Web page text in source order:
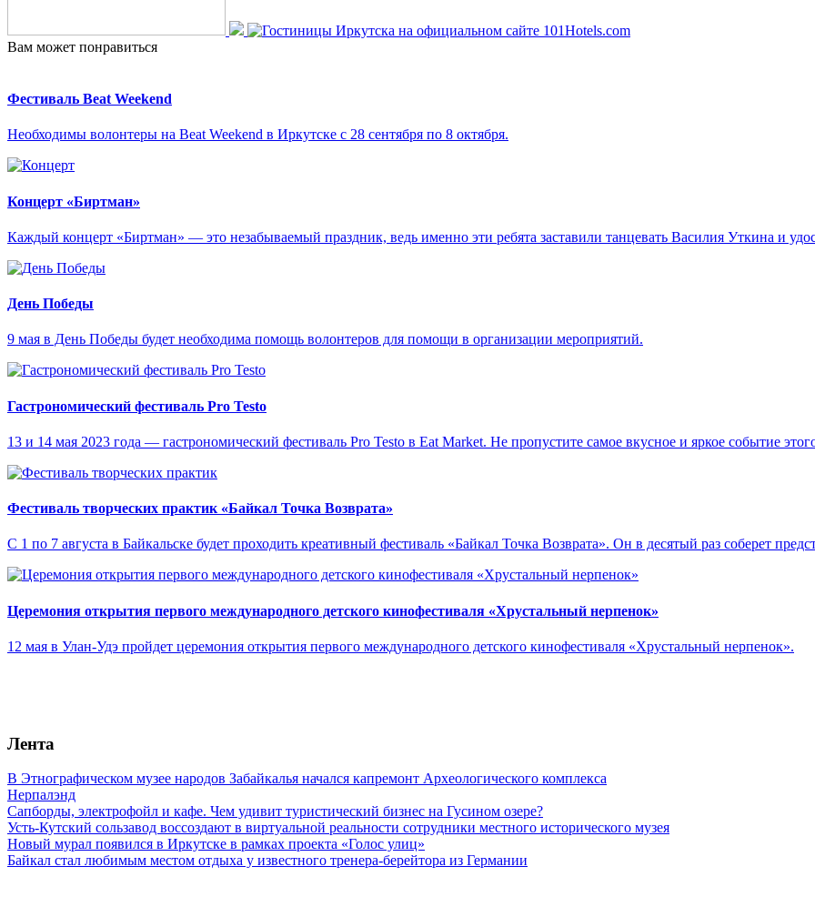
Вам может понравиться
Фестиваль Beat Weekend
Необходимы волонтеры на Beat Weekend в Иркутске с 28 сентября по 8 октября.
Концерт «Биртман»
Каждый концерт «Биртман» — это незабываемый праздник, ведь именно эти ребята заставили танцевать Василия Уткина и
День Победы
9 мая в День Победы будет необходима помощь волонтеров для помощи в организации мероприятий.
Гастрономический фестиваль Pro Testo
13 и 14 мая 2023 года — гастрономический фестиваль Pro Testo в Eat Market. Не пропустите самое вкусное и яркое событие
Фестиваль творческих практик «Байкал Точка Возврата»
С 1 по 7 августа в Байкальске будет проходить креативный фестиваль «Байкал Точка Возврата». Он в десятый раз соберет
Церемония открытия первого международного детского кинофестиваля «Хрустальный нерпенок»
12 мая в Улан-Удэ пройдет церемония открытия первого международного детского кинофестиваля «Хрустальный нерпенок».
Лента
В Этнографическом музее народов Забайкалья начался капремонт Археологического комплекса
Нерпалэнд
Сапборды, электрофойл и кафе. Чем удивит туристический бизнес на Гусином озере?
Усть-Кутский сользавод воссоздают в виртуальной реальности сотрудники местного исторического музея
Новый мурал появился в Иркутске в рамках проекта «Голос улиц»
Байкал стал любимым местом отдыха у известного тренера-берейтора из Германии